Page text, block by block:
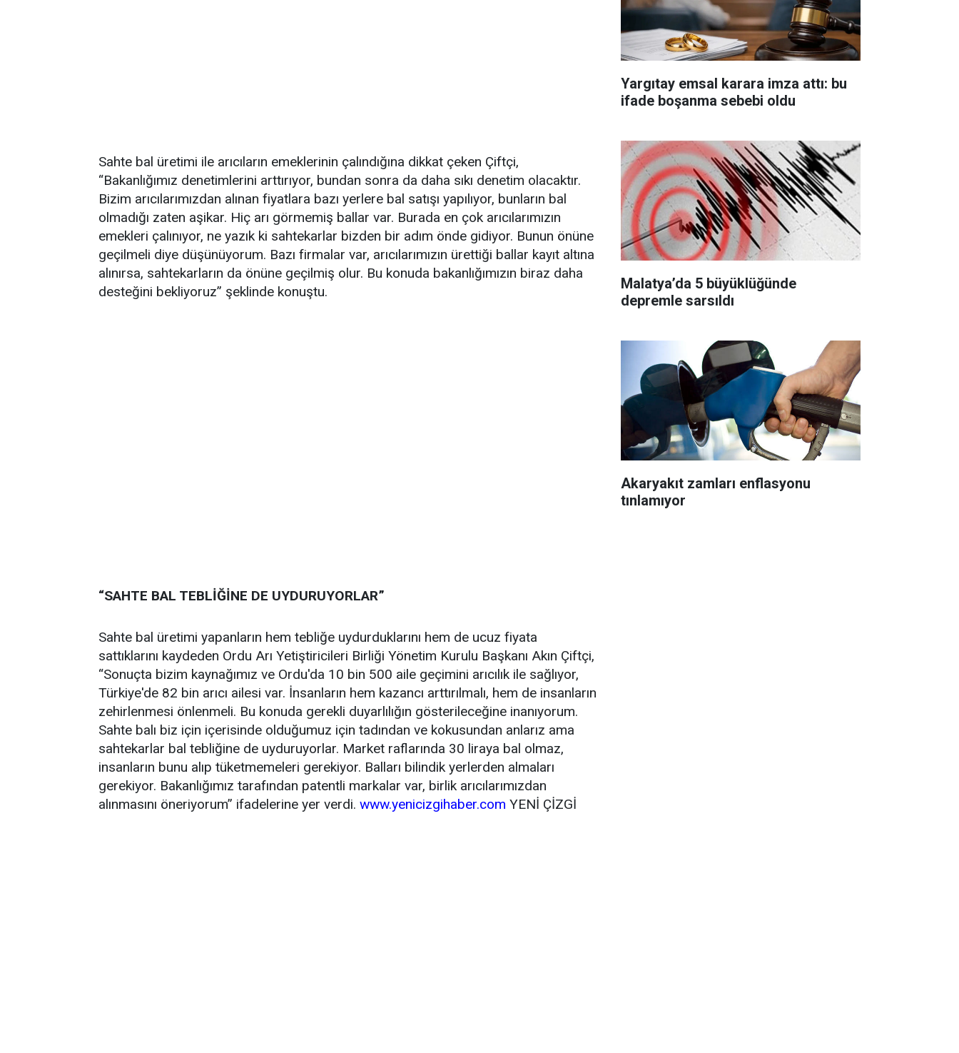
Sahte bal üretimi ile arıcıların emeklerinin çalındığına dikkat çeken Çiftçi,
“Bakanlığımız denetimlerini arttırıyor, bundan sonra da daha sıkı denetim olacaktır.
Bizim arıcılarımızdan alınan fiyatlara bazı yerlere bal satışı yapılıyor, bunların bal
olmadığı zaten aşikar. Hiç arı görmemiş ballar var. Burada en çok arıcılarımızın
emekleri çalınıyor, ne yazık ki sahtekarlar bizden bir adım önde gidiyor. Bunun önüne
geçilmeli diye düşünüyorum. Bazı firmalar var, arıcılarımızın ürettiği ballar kayıt altına
alınırsa, sahtekarların da önüne geçilmiş olur. Bu konuda bakanlığımızın biraz daha
desteğini bekliyoruz” şeklinde konuştu.
“SAHTE BAL TEBLİĞİNE DE UYDURUYORLAR”
Sahte bal üretimi yapanların hem tebliğe uydurduklarını hem de ucuz fiyata
sattıklarını kaydeden Ordu Arı Yetiştiricileri Birliği Yönetim Kurulu Başkanı Akın Çiftçi,
“Sonuçta bizim kaynağımız ve Ordu'da 10 bin 500 aile geçimini arıcılık ile sağlıyor,
Türkiye'de 82 bin arıcı ailesi var. İnsanların hem kazancı arttırılmalı, hem de insanların
zehirlenmesi önlenmeli. Bu konuda gerekli duyarlılığın gösterileceğine inanıyorum.
Sahte balı biz için içerisinde olduğumuz için tadından ve kokusundan anlarız ama
sahtekarlar bal tebliğine de uyduruyorlar. Market raflarında 30 liraya bal olmaz,
insanların bunu alıp tüketmemeleri gerekiyor. Balları bilindik yerlerden almaları
gerekiyor. Bakanlığımız tarafından patentli markalar var, birlik arıcılarımızdan
alınmasını öneriyorum” ifadelerine yer verdi. www.yenicizgihaber.com YENİ ÇİZGİ
Yargıtay emsal karara imza attı: bu
ifade boşanma sebebi oldu
Malatya’da 5 büyüklüğünde
depremle sarsıldı
Akaryakıt zamları enflasyonu
tınlamıyor